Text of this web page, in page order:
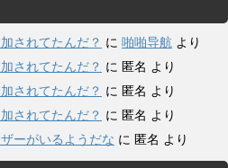
されてたんだ？ に 啪啪导航 より
されてたんだ？ に 匿名 より
されてたんだ？ に 匿名 より
されてたんだ？ に 匿名 より
ーがいるようだな に 匿名 より